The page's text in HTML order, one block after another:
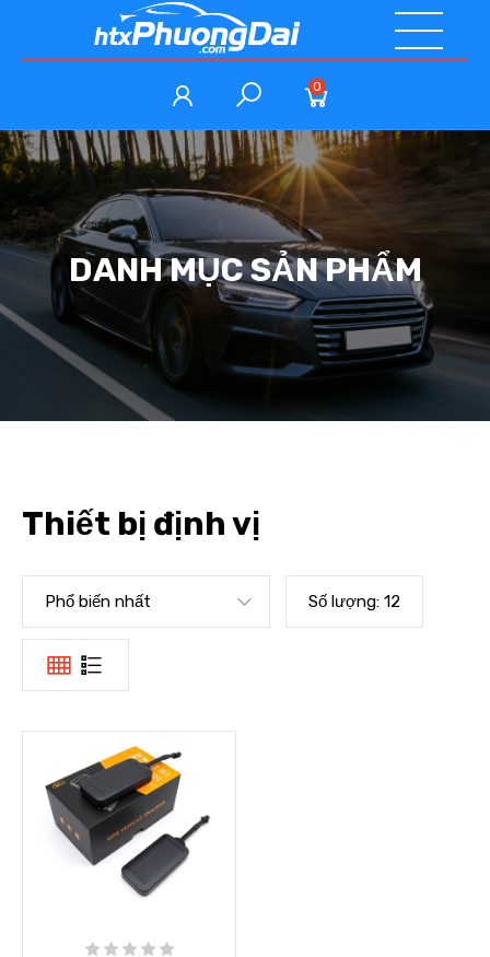
0
DANH MỤC SẢN PHẨM
Thiết bị định vị
Phổ biến nhất Số lượng: 12